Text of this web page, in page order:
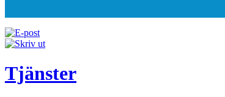
Tjänster